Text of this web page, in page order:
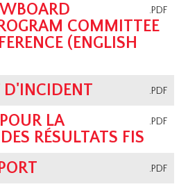
.PDF
COMMITTEE
(ENGLISH
.PDF
D'INCIDENT
.PDF
LA
RÉSULTATS FIS
.PDF